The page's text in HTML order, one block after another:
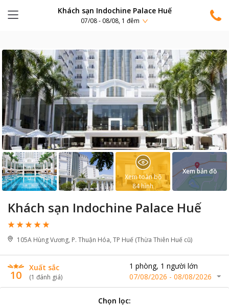
Khách sạn Indochine Palace Huế
07/08 - 08/08, 1 đêm
Khách sạn Indochine Palace Huế
105A Hùng Vương, P. Thuận Hóa, TP Huế (Thừa Thiên Huế cũ)
10
Xuất sắc
(1 đánh giá)
1 phòng, 1 người lớn
07/08/2026 - 08/08/2026
Xem toàn bộ
84hình
Xem bản đồ
Chọn lọc: